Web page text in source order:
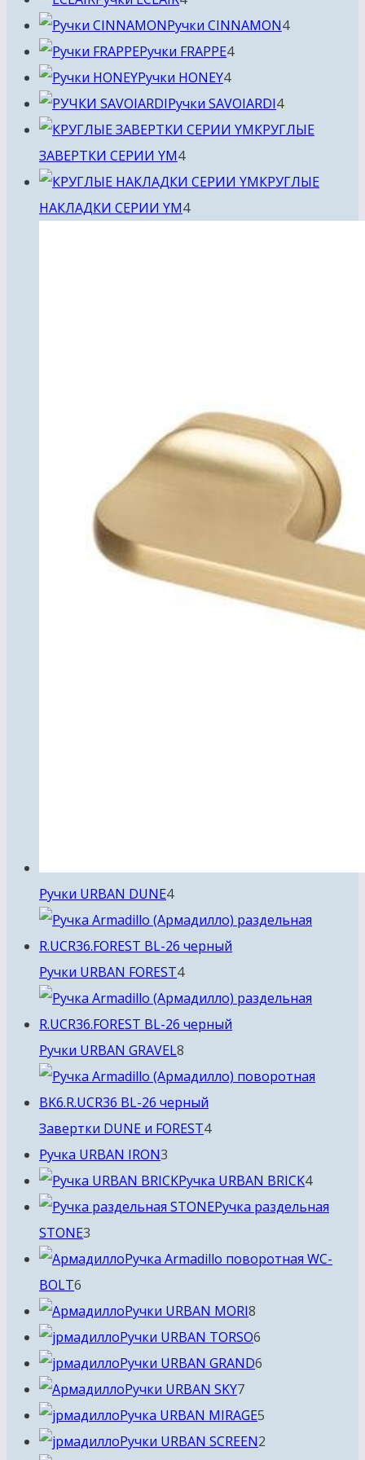
товара
Ручки CINNAMON44
Ручки FRAPPE44
Ручки HONEY44
товара
Ручки SAVOIARDI44
товара
КРУГЛЫЕ
ЗАВЕРТКИ СЕРИИ YM44
товара
КРУГЛЫЕ
НАКЛАДКИ СЕРИИ YM44
Ручки URBAN DUNE44
товара
Ручки URBAN FOREST44
товара
Ручки URBAN GRAVEL8
товаров
Завертки DUNE и FOREST44
Ручка URBAN IRON3
товара
Ручка URBAN BRICK44
товара
Ручка раздельная
STONE3
товараРучка Armadillo поворотная WC-
BOLT6
товаровРучки URBAN MORI8
товаров
Ручки URBAN TORSO6
товаров
Ручки URBAN GRAND6
Ручки URBAN SKY77
товаров
Ручка URBAN MIRAGE5
товаров
Ручки URBAN SCREEN2